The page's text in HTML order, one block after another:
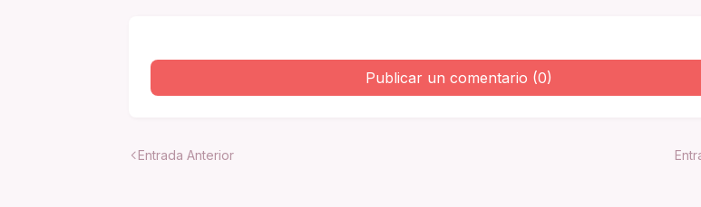
Publicar un comentario (0)
Entrada Anterior